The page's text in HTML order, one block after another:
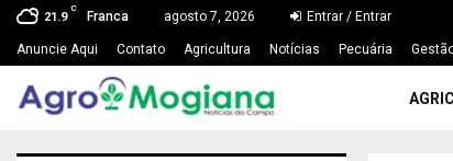
21.9
C
Franca agosto 7, 2026 Entrar / Entrar
Anuncie Aqui Contato Agricultura Notícias Pecuária